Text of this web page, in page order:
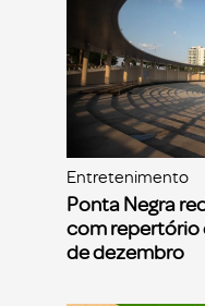
Entretenimento
Ponta Negra
com repertório
de dezembro